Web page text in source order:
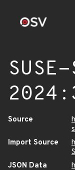
Source
Import Source
JSON Data